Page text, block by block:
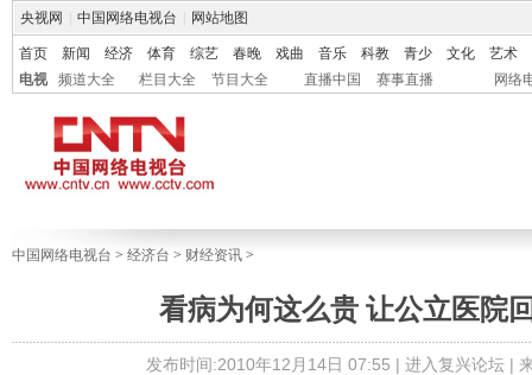
央视网 中国网络电视台 网站地图
首页 新闻 经济 体育 综艺 春晚 戏曲 音乐 科教 青少 文化
艺术
电视
频道大全 栏目大全 节目大全 直播中国 赛事直播 网络
中国网络电视台 > 经济台 > 财经资讯 >
看病为何这么贵 让公立医院
发布时间:2010年12月14日 07:55 | 进入复兴论坛|